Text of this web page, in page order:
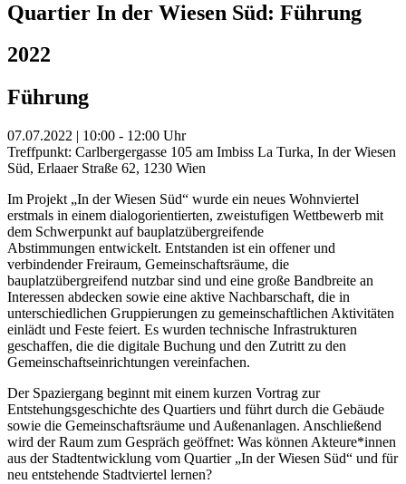
Quartier In der Wiesen Süd: Führung
2022
Führung
07.07.2022 | 10:00 - 12:00 Uhr
Treffpunkt: Carlbergergasse 105 am Imbiss La Turka, In der Wiesen
Süd, Erlaaer Straße 62, 1230 Wien
Im Projekt „In der Wiesen Süd“ wurde ein neues Wohnviertel
erstmals in einem dialogorientierten, zweistufigen Wettbewerb mit
dem Schwerpunkt auf bauplatzübergreifende
Abstimmungen entwickelt. Entstanden ist ein offener und
verbindender Freiraum, Gemeinschaftsräume, die
bauplatzübergreifend nutzbar sind und eine große Bandbreite an
Interessen abdecken sowie eine aktive Nachbarschaft, die in
unterschiedlichen Gruppierungen zu gemeinschaftlichen Aktivitäten
einlädt und Feste feiert. Es wurden technische Infrastrukturen
geschaffen, die die digitale Buchung und den Zutritt zu den
Gemeinschaftseinrichtungen vereinfachen.
Der Spaziergang beginnt mit einem kurzen Vortrag zur
Entstehungsgeschichte des Quartiers und führt durch die Gebäude
sowie die Gemeinschaftsräume und Außenanlagen. Anschließend
wird der Raum zum Gespräch geöffnet: Was können Akteure*innen
aus der Stadtentwicklung vom Quartier „In der Wiesen Süd“ und für
neu entstehende Stadtviertel lernen?